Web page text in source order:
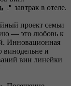
🚩 завтрак в отеле.
проект семьи
— это любовь к
Инновационная
винодельне и
вин линейки